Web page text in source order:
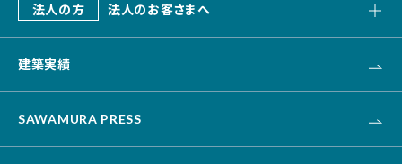
リフォーム・リノベーション
不動産
法人の方 法人のお客さまへ
デザインビルド
オフィス・事務所
改修・リニューアル
建築実績
SAWAMURA PRESS